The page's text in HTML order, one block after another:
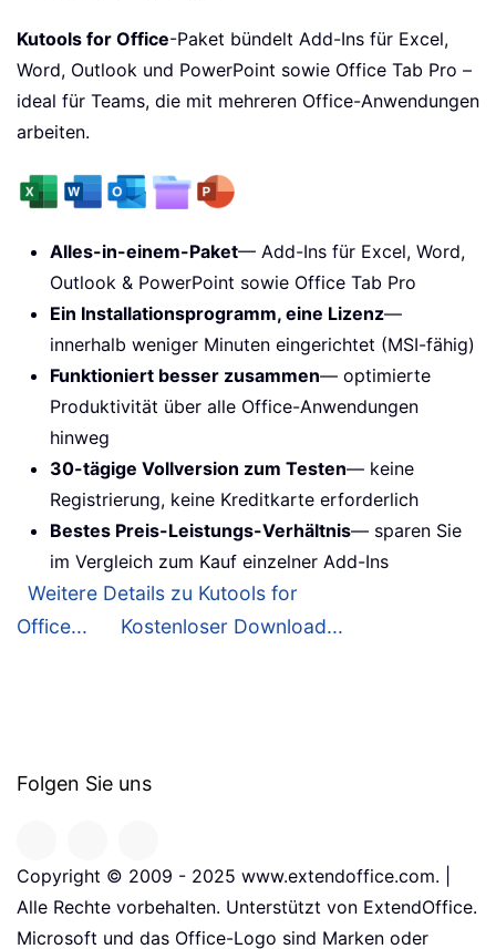
Kutools for Office-Paket bündelt Add-Ins für Excel,
Word, Outlook und PowerPoint sowie Office Tab Pro –
ideal für Teams, die mit mehreren Office-Anwendungen
arbeiten.
Alles-in-einem-Paket— Add-Ins für Excel, Word,
Outlook & PowerPoint sowie Office Tab Pro
Ein Installationsprogramm, eine Lizenz—
innerhalb weniger Minuten eingerichtet (MSI-fähig)
Funktioniert besser zusammen— optimierte
Produktivität über alle Office-Anwendungen
hinweg
30-tägige Vollversion zum Testen— keine
Registrierung, keine Kreditkarte erforderlich
Bestes Preis-Leistungs-Verhältnis— sparen Sie
im Vergleich zum Kauf einzelner Add-Ins
Weitere Details zu Kutools for
Office...
Kostenloser Download...
Folgen Sie uns
Copyright © 2009 - 2025 www.extendoffice.com. |
Alle Rechte vorbehalten. Unterstützt von ExtendOffice.
Microsoft und das Office-Logo sind Marken oder